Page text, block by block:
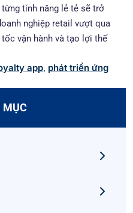
tính năng lẻ tẻ sẽ trở
nghiệp retail vượt qua
vận hành và tạo lợi thế
app, phát triển ứng
MỤC